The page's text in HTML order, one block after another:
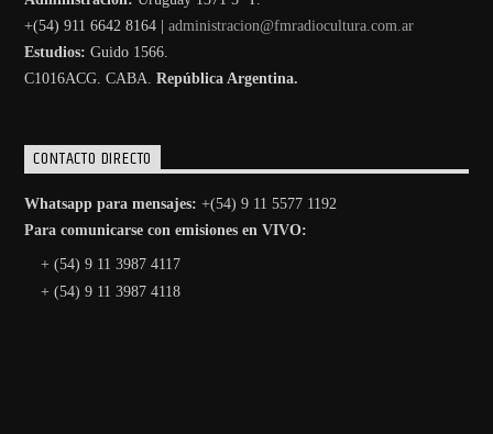
+(54) 911 6642 8164 |administracion@fmradiocultura.com.ar
Estudios: Guido 1566.
C1016ACG. CABA.República Argentina.
CONTACTO DIRECTO
Whatsapp para mensajes: +(54) 9 11 5577 1192
Para comunicarse con emisiones en VIVO:
+ (54) 9 11 3987 4117
+ (54) 9 11 3987 4118